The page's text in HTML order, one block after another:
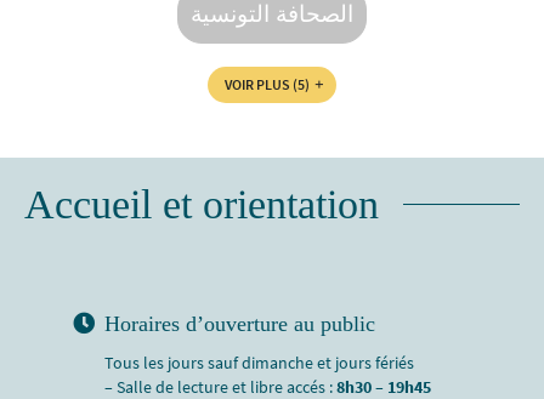
الصحافة التونسية
VOIR PLUS (5)
Accueil et orientation
Horaires d’ouverture au public
Tous les jours sauf dimanche et jours fériés
– Salle de lecture et libre accés :8h30 – 19h45